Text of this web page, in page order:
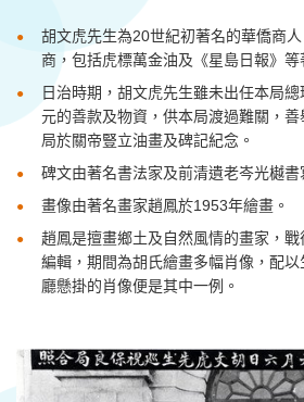
胡文虎先生為20世紀初著名的華僑商
商，包括虎標萬金油及 《星島日報》等
日治時期 ，胡文虎先生雖未出任本局
元的善款及物資，供本局渡過難關，
局於關帝豎立油畫及碑記紀念 。
碑文由著名書法家及前清遺老岑光樾書
畫像由著名畫家趙鳳於1953年繪畫 。
趙鳳是擅畫鄉土及自然風情的畫家，
編輯，期間為胡氏繪畫多幅肖像，配
廳懸掛的肖像便是其中一例 。